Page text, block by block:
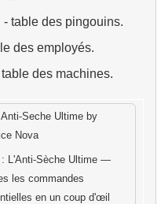
- table des pingouins.
des employés.
table des machines.
Seche Ultime by
Nova
: L'Anti-Sèche Ultime —
les commandes
en un coup d'œil